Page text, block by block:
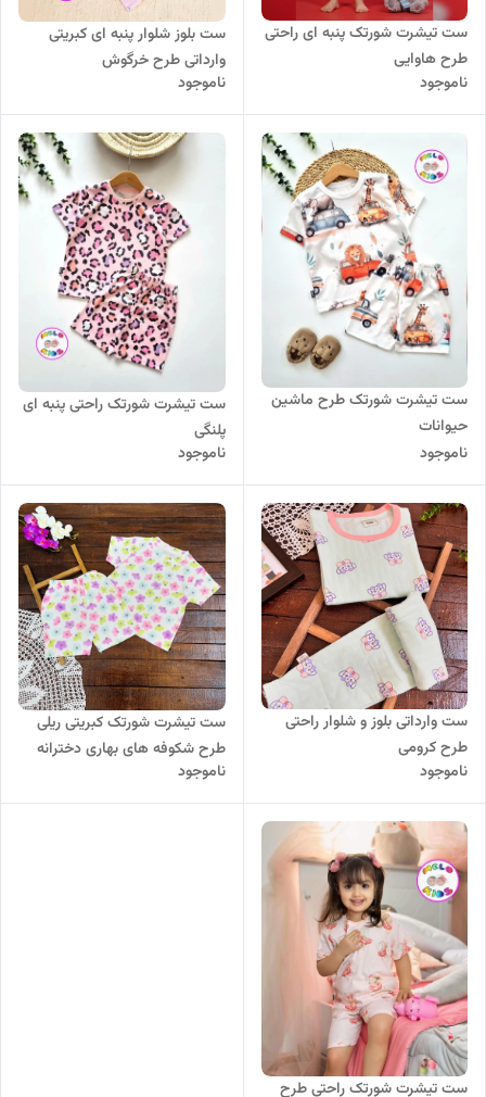
ست تیشرت شورتک پنبه ای راحتی
طرح هاوایی
ناموجود
ست بلوز شلوار پنبه ای کبریتی
وارداتی طرح خرگوش
ناموجود
ست تیشرت شورتک طرح ماشین
حیوانات
ناموجود
ست تیشرت شورتک راحتی پنبه ای
پلنگی
ناموجود
ست وارداتی بلوز و شلوار راحتی
طرح کرومی
ناموجود
ست تیشرت شورتک کبریتی ریلی
طرح شکوفه های بهاری دخترانه
کد 639
ناموجود
ست تیشرت شورتک راحتی طرح